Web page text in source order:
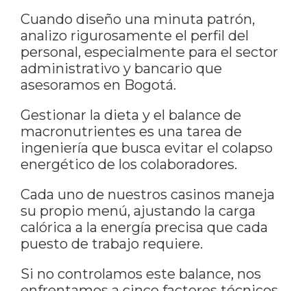
Cuando diseño una minuta patrón,
analizo rigurosamente el perfil del
personal, especialmente para el sector
administrativo y bancario que
asesoramos en Bogotá.
Gestionar la dieta y el balance de
macronutrientes es una tarea de
ingeniería que busca evitar el colapso
energético de los colaboradores.
Cada uno de nuestros casinos maneja
su propio menú, ajustando la carga
calórica a la energía precisa que cada
puesto de trabajo requiere.
Si no controlamos este balance, nos